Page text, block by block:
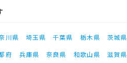
川県 埼玉県 千葉県 栃木県 茨城県
府 兵庫県 奈良県 和歌山県
滋賀県